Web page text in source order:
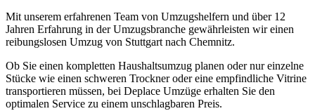
Mit unserem erfahrenen Team von Umzugshelfern und über 12
Jahren Erfahrung in der Umzugsbranche gewährleisten wir einen
reibungslosen Umzug von Stuttgart nach Chemnitz⁠.
Ob Sie einen kompletten Haushaltsumzug planen oder nur einzelne
Stücke wie einen schweren Trockner oder eine empfindliche Vitrine
transportieren müssen, bei Deplace Umzüge erhalten Sie den
optimalen Service zu einem unschlagbaren Preis.